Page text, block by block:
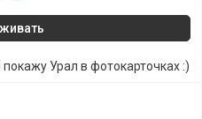
Расскажу Вам про Мегасреду и покажу Урал в фотокарточках :)